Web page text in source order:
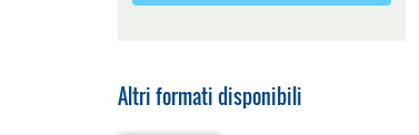
Altri formati disponibili